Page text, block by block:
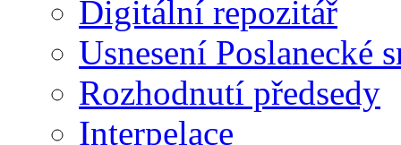
Digitální repozitář
Usnesení Poslanecké
Rozhodnutí předsedy
Interpelace